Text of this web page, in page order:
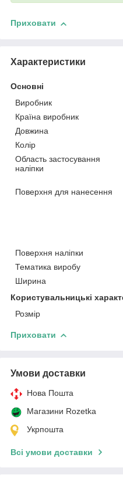
Приховати
Характеристики
Основні
Виробник
Країна виробник
Довжина
Колір
Область застосування
наліпки
Поверхня для нанесення
Поверхня наліпки
Тематика виробу
Ширина
Користувальницькі
Розмір
Приховати
Умови доставки
Нова Пошта
Магазини Rozetka
Укрпошта
Всі умови доставки